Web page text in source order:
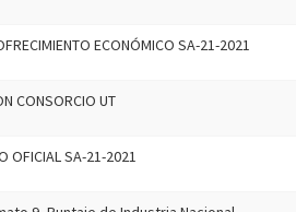
ECONÓMICO SA-21-2021
CONSORCIO UT
OFICIAL SA-21-2021